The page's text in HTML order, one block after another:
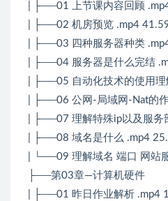
| ├──01 上节课内容回顾
| ├──02 机房预览 .mp4
| ├──03 四种服务器种类
| ├──04 服务器是什么完结
| ├──05 自动化技术的使用
| ├──06 公网-局域网-Nat的
| ├──07 理解特殊ip以及服务
| ├──08 域名是什么 .mp4
| └──09 理解域名 端口 网站
├──第03章—计算机硬件
| ├──01 昨日作业解析 .mp4